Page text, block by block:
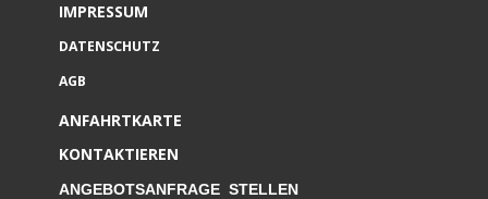
IMPRESSUM
DATENSCHUTZ
AGB
ANFAHRTKARTE
KONTAKTIEREN
ANGEBOTSANFRAGE STELLEN